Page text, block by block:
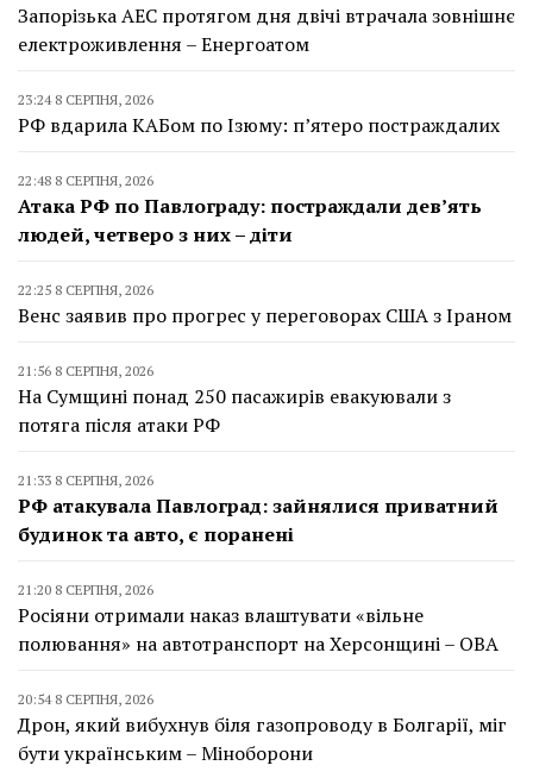
Запорізька АЕС протягом дня двічі втрачала зовнішнє
електроживлення – Енергоатом
23:24 8 СЕРПНЯ, 2026
РФ вдарила КАБом по Ізюму: п’ятеро постраждалих
22:48 8 СЕРПНЯ, 2026
Атака РФ по Павлограду: постраждали дев’ять
людей, четверо з них – діти
22:25 8 СЕРПНЯ, 2026
Венс заявив про прогрес у переговорах США з Іраном
21:56 8 СЕРПНЯ, 2026
На Сумщині понад 250 пасажирів евакуювали з
потяга після атаки РФ
21:33 8 СЕРПНЯ, 2026
РФ атакувала Павлоград: зайнялися приватний
будинок та авто, є поранені
21:20 8 СЕРПНЯ, 2026
Росіяни отримали наказ влаштувати «вільне
полювання» на автотранспорт на Херсонщині – ОВА
20:54 8 СЕРПНЯ, 2026
Дрон, який вибухнув біля газопроводу в Болгарії, міг
бути українським – Міноборони